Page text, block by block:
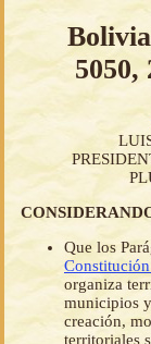
5050,
Que los
organiza
municipios
creación,
territoriales